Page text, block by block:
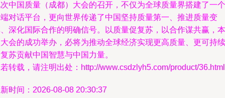
中国质量（成都）大会的召开，不仅为全球质量界搭建了一个
对话平台，更向世界传递了中国坚持质量第一、推进质量变
深化国际合作的明确信号。以质量促复苏，以合作谋共赢，本
会的成功举办，必将为推动全球经济实现更高质量、更可持续
苏贡献中国智慧与中国力量。
转载，请注明出处：http://www.csdzlyh5.com/product/36.html
时间：2026-08-08 20:30:37